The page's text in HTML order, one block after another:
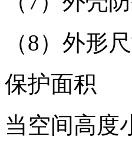
（8）外形
保护面积
当空间高度